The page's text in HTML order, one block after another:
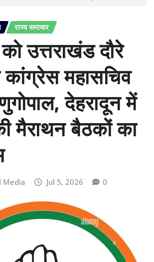
राज्य समाचार
उत्तराखंड दौरे
महासचिव
देहरादून में
मैराथन बैठकों का
Media Jul 5, 2026 0